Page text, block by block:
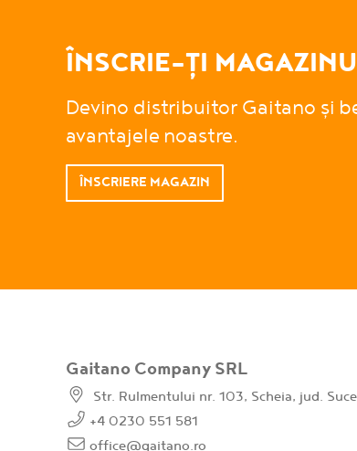
ÎNSCRIE-ȚI
Devino distribuitor Gaitano și
avantajele noastre.
ÎNSCRIERE MAGAZIN
Gaitano Company SRL
Str. Rulmentului nr. 103, Scheia, jud.
+4 0230 551 581
office@gaitano.ro